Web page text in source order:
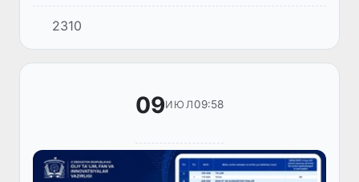
роҳбарии муовини аввали вазир Шерзод
Каримов дар доираи сафари корӣ ба
Фаронса бо роҳбарони муассисаҳои пешр...
2310
09ИЮЛ09:58